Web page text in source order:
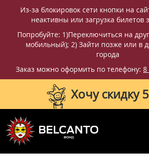
Из-за блокировок сети кнопки на
неактивны или загрузка билетов
Попробуйте: 1)Переключиться на
мобильный); 2) Зайти позже или в
города
Заказ можно оформить по телефону: 8
Хочу скидку